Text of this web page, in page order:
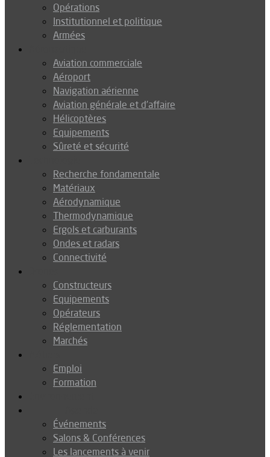
Opérations
Institutionnel et politique
Armées
Aviation commerciale
Aéroport
Navigation aérienne
Aviation générale et d’affaire
Hélicoptères
Equipements
Sûreté et sécurité
Recherche fondamentale
Matériaux
Aérodynamique
Thermodynamique
Ergols et carburants
Ondes et radars
Connectivité
Constructeurs
Equipements
Opérateurs
Réglementation
Marchés
Emploi
Formation
Événements
Salons & Conférences
Les lancements à venir